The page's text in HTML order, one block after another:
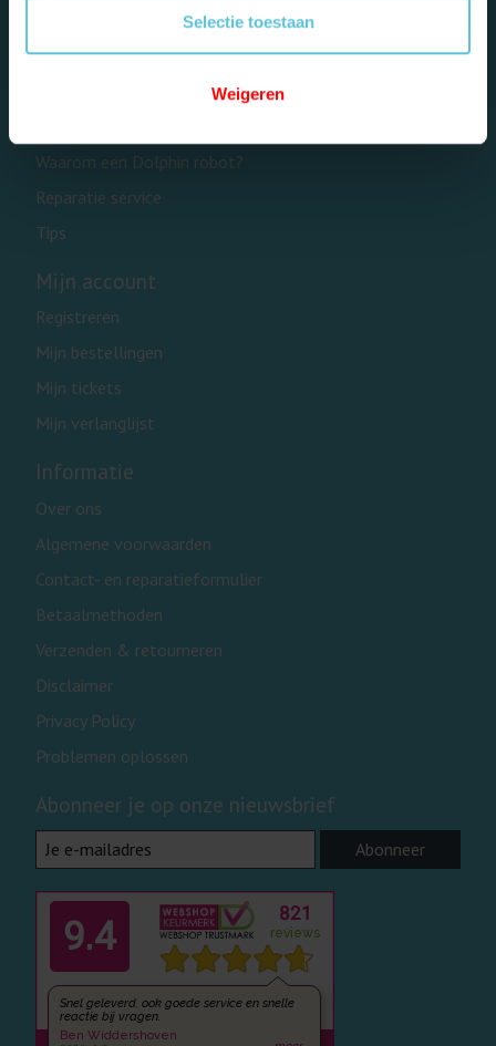
Selectie toestaan
Weigeren
Privé zwembaden
Waarom een Dolphin robot?
Reparatie service
Tips
Mijn account
Registreren
Mijn bestellingen
Mijn tickets
Mijn verlanglijst
Informatie
Over ons
Algemene voorwaarden
Contact- en reparatieformulier
Betaalmethoden
Verzenden & retourneren
Disclaimer
Privacy Policy
Problemen oplossen
Abonneer je op onze nieuwsbrief
Abonneer